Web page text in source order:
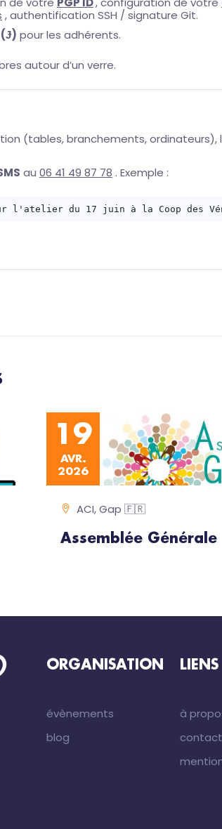
, authentification SSH / signature Git.
pour les adhérents.
autour d’un verre.
(tables, branchements, ordinateurs),
au 06 41 49 87 78 . Exemple :
19
AVR.
2026
ACI, Gap 🇫🇷
Assemblée Générale
ORGANISATION
évènements
blog
LIENS
à
contact